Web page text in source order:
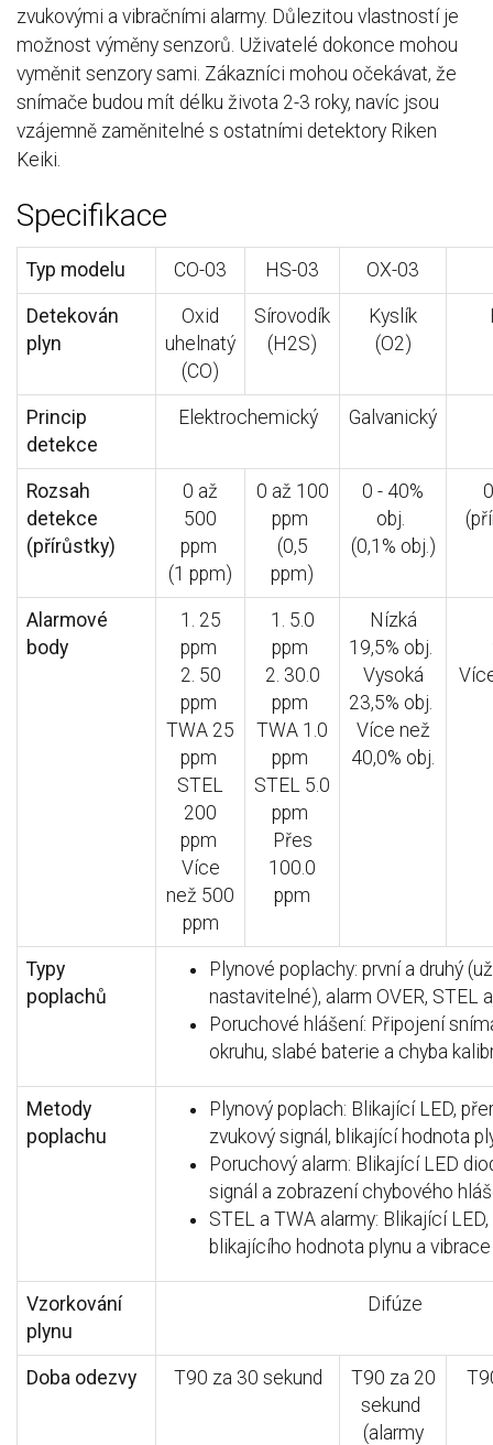
zvukovými a vibračními alarmy. Důlezitou vlastností je
možnost výměny senzorů. Uživatelé dokonce mohou
vyměnit senzory sami. Zákazníci mohou očekávat, že
snímače budou mít délku života 2-3 roky, navíc jsou
vzájemně zaměnitelné s ostatními detektory Riken
Keiki.
Specifikace
Typ modelu CO-03 HS-03 OX-03
Detekován
plyn
Oxid
uhelnatý
(CO)
Sírovodík
(H2S)
Kyslík
(O2)
Princip
detekce
Elektrochemický Galvanický
Rozsah
detekce
(přírůstky)
0 až
500
ppm
(1 ppm)
0 až 100
ppm
(0,5
ppm)
0 - 40%
obj.
(0,1% obj.)
Alarmové
body
1. 25
ppm
2. 50
ppm
TWA 25
ppm
STEL
200
ppm
Více
než 500
ppm
1. 5.0
ppm
2. 30.0
ppm
TWA 1.0
ppm
STEL 5.0
ppm
Přes
100.0
ppm
Nízká
19,5% obj.
Vysoká
23,5% obj.
Více než
40,0% obj.
Typy
poplachů
Plynové poplachy: první a druhý
nastavitelné), alarm OVER, STEL
Poruchové hlášení: Připojení
okruhu, slabé baterie a chyba
Metody
poplachu
Plynový poplach: Blikající LED,
zvukový signál, blikající hodnota
Poruchový alarm: Blikající LED
signál a zobrazení chybového
STEL a TWA alarmy: Blikající
blikajícího hodnota plynu a vibrace
Vzorkování
plynu
Difúze
Doba odezvy T90 za 30 sekund
T90 za 20
sekund
(alarmy